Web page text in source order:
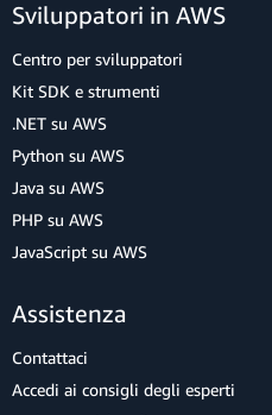
Sviluppatori in AWS
Centro per sviluppatori
Kit SDK e strumenti
.NET su AWS
Python su AWS
Java su AWS
PHP su AWS
JavaScript su AWS
Assistenza
Contattaci
Accedi ai consigli degli esperti